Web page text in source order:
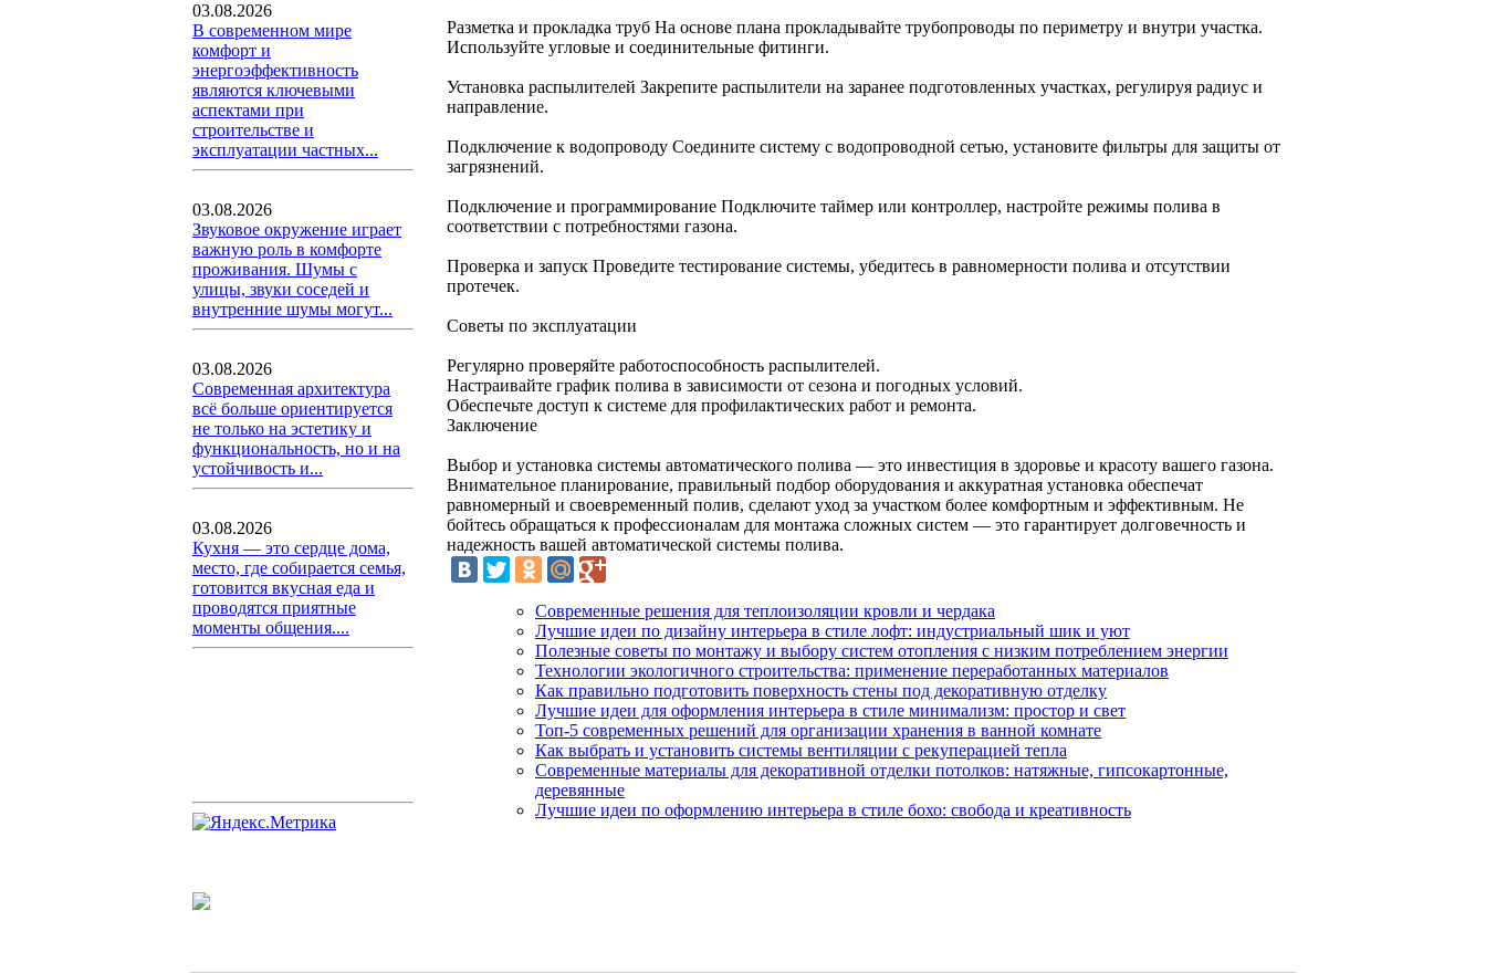
03.08.2026
В современном мире
комфорт и
энергоэффективность
являются ключевыми
аспектами при
строительстве и
эксплуатации частных...
03.08.2026
Звуковое окружение играет
важную роль в комфорте
проживания. Шумы с
улицы, звуки соседей и
внутренние шумы могут...
03.08.2026
Современная архитектура
всё больше ориентируется
не только на эстетику и
функциональность, но и на
устойчивость и...
03.08.2026
Кухня — это сердце дома,
место, где собирается семья,
готовится вкусная еда и
проводятся приятные
моменты общения....
Разметка и прокладка труб На основе плана прокладывайте трубопроводы по периметру и внутри участка.
Используйте угловые и соединительные фитинги.
Установка распылителей Закрепите распылители на заранее подготовленных участках, регулируя радиус и
направление.
Подключение к водопроводу Соедините систему с водопроводной сетью, установите фильтры для защиты от
загрязнений.
Подключение и программирование Подключите таймер или контроллер, настройте режимы полива в
соответствии с потребностями газона.
Проверка и запуск Проведите тестирование системы, убедитесь в равномерности полива и отсутствии
протечек.
Советы по эксплуатации
Регулярно проверяйте работоспособность распылителей.
Настраивайте график полива в зависимости от сезона и погодных условий.
Обеспечьте доступ к системе для профилактических работ и ремонта.
Заключение
Выбор и установка системы автоматического полива — это инвестиция в здоровье и красоту вашего газона.
Внимательное планирование, правильный подбор оборудования и аккуратная установка обеспечат
равномерный и своевременный полив, сделают уход за участком более комфортным и эффективным. Не
бойтесь обращаться к профессионалам для монтажа сложных систем — это гарантирует долговечность и
надежность вашей автоматической системы полива.
Современные решения для теплоизоляции кровли и чердака
Лучшие идеи по дизайну интерьера в стиле лофт: индустриальный шик и уют
Полезные советы по монтажу и выбору систем отопления с низким потреблением энергии
Технологии экологичного строительства: применение переработанных материалов
Как правильно подготовить поверхность стены под декоративную отделку
Лучшие идеи для оформления интерьера в стиле минимализм: простор и свет
Топ-5 современных решений для организации хранения в ванной комнате
Как выбрать и установить системы вентиляции с рекуперацией тепла
Современные материалы для декоративной отделки потолков: натяжные, гипсокартонные,
деревянные
Лучшие идеи по оформлению интерьера в стиле бохо: свобода и креативность